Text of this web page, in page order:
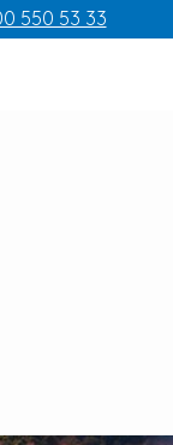
550 53 33